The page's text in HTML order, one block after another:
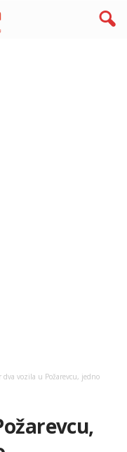
dva vozila u Požarevcu, jedno